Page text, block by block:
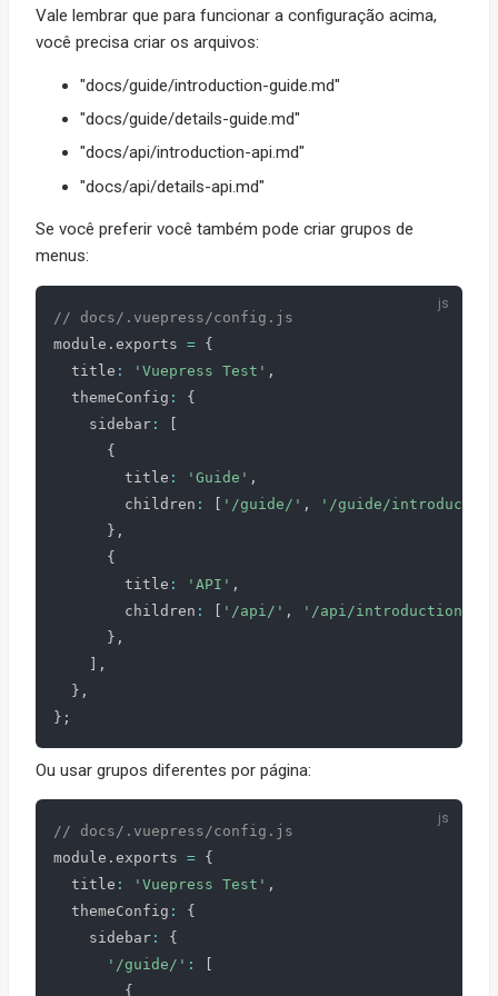
Vale lembrar que para funcionar a configuração acima,
você precisa criar os arquivos:
"docs/guide/introduction-guide.md"
"docs/guide/details-guide.md"
"docs/api/introduction-api.md"
"docs/api/details-api.md"
Se você preferir você também pode criar grupos de
menus:
// docs/.vuepress/config.js
module . exports = {
  title
: 'Vuepress Test' ,
  themeConfig
:
{
    sidebar
:
[
{
        title
: 'Guide' ,
        children
: [ '/guide/' ,
'/guide/
} ,
{
        title
: 'API' ,
        children
: [ '/api/' ,
'/api/introduction-
} ,
] ,
} ,
} ;
Ou usar grupos diferentes por página:
// docs/.vuepress/config.js
module . exports = {
  title
: 'Vuepress Test' ,
  themeConfig
:
{
    sidebar
:
{
'/guide/' :
{